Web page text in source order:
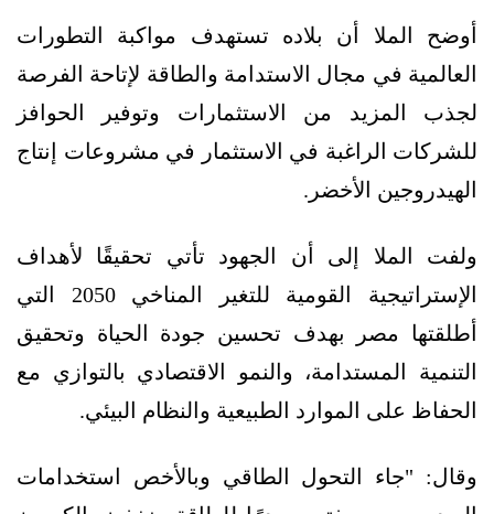
أوضح الملا أن بلاده تستهدف مواكبة التطورات
العالمية في مجال الاستدامة والطاقة لإتاحة الفرصة
لجذب المزيد من الاستثمارات وتوفير الحوافز
للشركات الراغبة في الاستثمار في مشروعات إنتاج
الهيدروجين الأخضر.
ولفت الملا إلى أن الجهود تأتي تحقيقًا لأهداف
الإستراتيجية القومية للتغير المناخي 2050 التي
أطلقتها مصر بهدف تحسين جودة الحياة وتحقيق
التنمية المستدامة، والنمو الاقتصادي بالتوازي مع
الحفاظ على الموارد الطبيعية والنظام البيئي.
وقال: "جاء التحول الطاقي وبالأخص استخدامات